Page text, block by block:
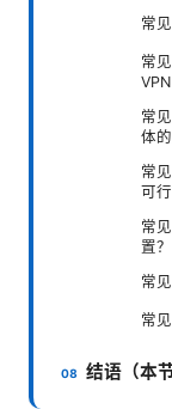
常
常
常
体
常
可行
常
置？
常
常
结语（本